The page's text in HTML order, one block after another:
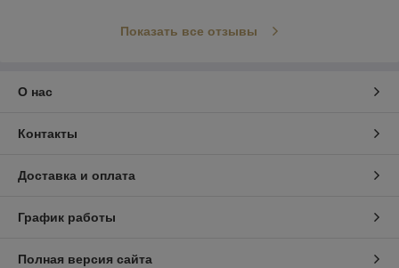
Показать все отзывы
О нас
Контакты
Доставка и оплата
График работы
Полная версия сайта